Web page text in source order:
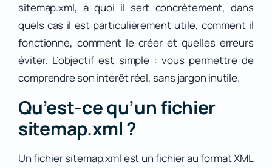
sitemap.xml, à quoi il sert concrètement, dans
quels cas il est particulièrement utile, comment il
fonctionne, comment le créer et quelles erreurs
éviter. L’objectif est simple : vous permettre de
comprendre son intérêt réel, sans jargon inutile.
Qu’est-ce qu’un fichier
sitemap.xml ?
Un fichier sitemap.xml est un fichier au format XML